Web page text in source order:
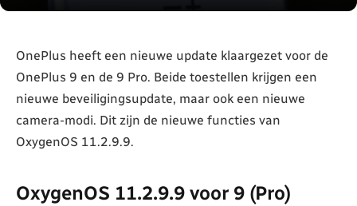
OnePlus heeft een nieuwe update klaargezet voor de
OnePlus 9 en de 9 Pro. Beide toestellen krijgen een
nieuwe beveiligingsupdate, maar ook een nieuwe
camera-modi. Dit zijn de nieuwe functies van
OxygenOS 11.2.9.9.
OxygenOS 11.2.9.9 voor 9 (Pro)